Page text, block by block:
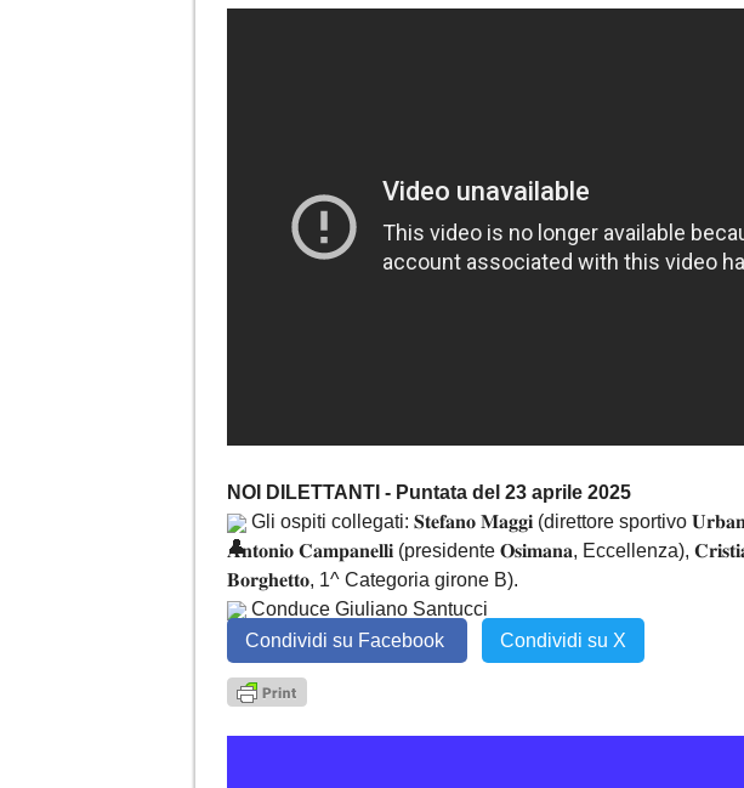
NOI DILETTANTI - Puntata del 23 aprile 2025
Gli ospiti collegati: 𝐒𝐭𝐞𝐟𝐚𝐧𝐨 𝐌𝐚𝐠𝐠𝐢 (direttore sportivo
𝐀𝐧𝐭𝐨𝐧𝐢𝐨 𝐂𝐚𝐦𝐩𝐚𝐧𝐞𝐥𝐥𝐢 (presidente 𝐎𝐬𝐢𝐦𝐚𝐧𝐚, Eccellenza),
𝐁𝐨𝐫𝐠𝐡𝐞𝐭𝐭𝐨, 1^ Categoria girone B).
Conduce Giuliano Santucci
Condividi su Facebook
Condividi su X